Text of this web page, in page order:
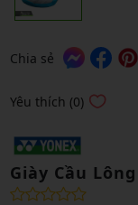
Chia sẻ
Yêu thích (0)
Giày Cầu